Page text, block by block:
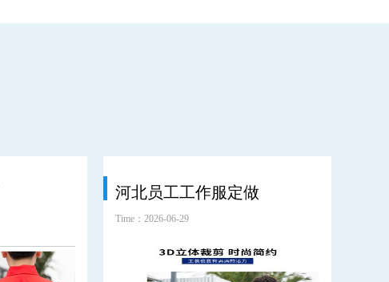
河北员工工作服定做
Time：2026-06-29